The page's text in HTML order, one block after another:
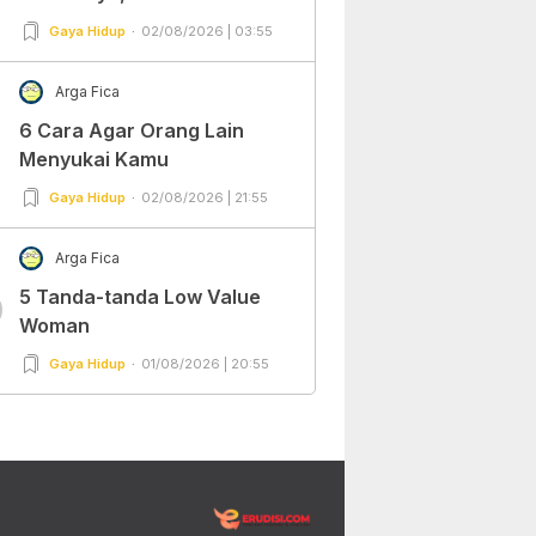
Gaya Hidup 02/08/2026 | 03:55
Arga Fica
6 Cara Agar Orang Lain
Menyukai Kamu
Gaya Hidup 02/08/2026 | 21:55
Arga Fica
5 Tanda-tanda Low Value
Woman
Gaya Hidup 01/08/2026 | 20:55